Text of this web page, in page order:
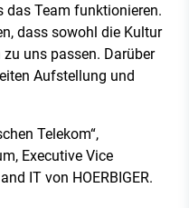
das Team funktionieren.
dass sowohl die Kultur
uns passen. Darüber
Aufstellung und
Telekom“,
Executive Vice
IT von HOERBIGER.